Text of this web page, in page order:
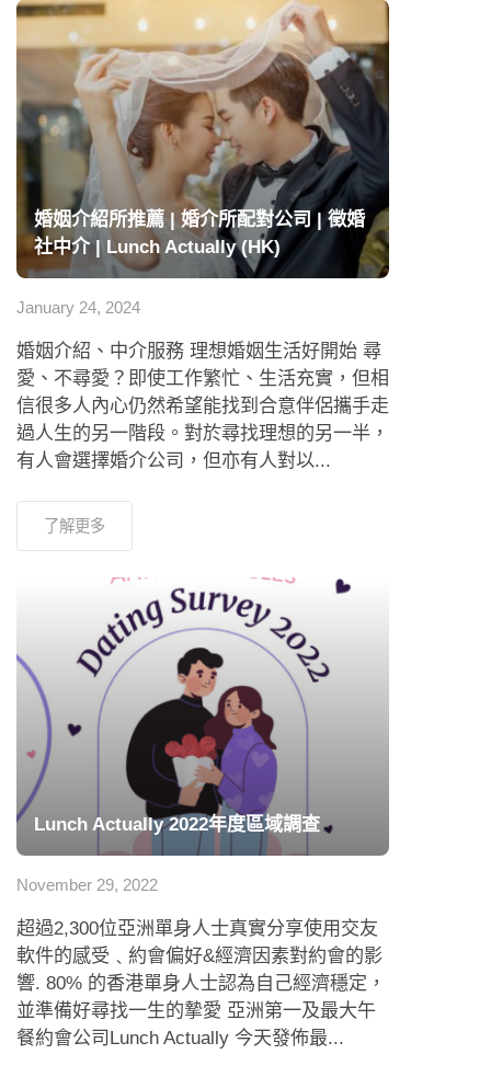
婚姻介紹所推薦 | 婚介所配對公司 | 徵婚
社中介 | Lunch Actually (HK)
January 24, 2024
婚姻介紹、中介服務 理想婚姻生活好開始 尋
愛、不尋愛？即使工作繁忙、生活充實，但相
信很多人內心仍然希望能找到合意伴侶攜手走
過人生的另一階段。對於尋找理想的另一半，
有人會選擇婚介公司，但亦有人對以...
了解更多
Lunch Actually 2022年度區域調查
November 29, 2022
超過2,300位亞洲單身人士真實分享使用交友
軟件的感受﹑約會偏好&經濟因素對約會的影
響. 80% 的香港單身人士認為自己經濟穩定，
並準備好尋找一生的摯愛 亞洲第一及最大午
餐約會公司Lunch Actually 今天發佈最...